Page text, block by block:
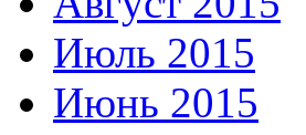
Июль 2015
Июнь 2015